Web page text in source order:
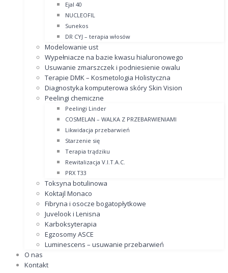
Ejal 40
NUCLEOFIL
Sunekos
DR CYJ – terapia włosów
Modelowanie ust
Wypełniacze na bazie kwasu hialuronowego
Usuwanie zmarszczek i podniesienie owalu
Terapie DMK – Kosmetologia Holistyczna
Diagnostyka komputerowa skóry Skin Vision
Peelingi chemiczne
Peelingi Linder
COSMELAN – WALKA Z PRZEBARWIENIAMI
Likwidacja przebarwień
Starzenie się
Terapia trądziku
Rewitalizacja V.I.T.A.C.
PRX T33
Toksyna botulinowa
Koktajl Monaco
Fibryna i osocze bogatopłytkowe
Juvelook i Lenisna
Karboksyterapia
Egzosomy ASCE
Luminescens – usuwanie przebarwień
O nas
Kontakt